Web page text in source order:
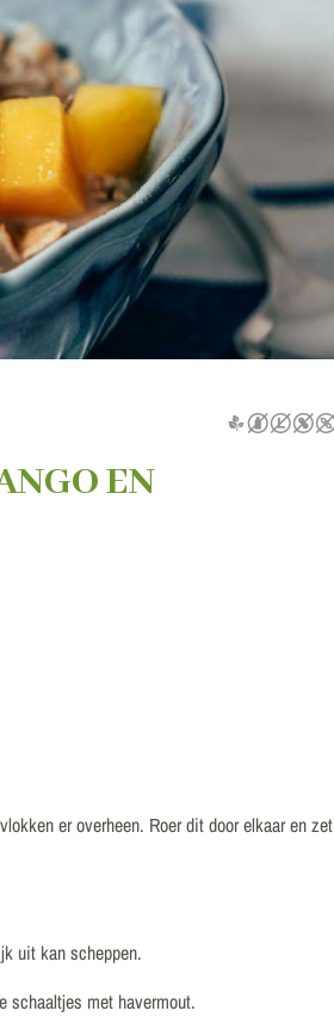
EN
er overheen. Roer dit door elkaar en zet
uit kan scheppen.
schaaltjes met havermout.